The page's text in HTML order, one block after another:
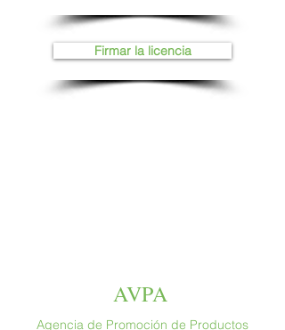
Firmar la licencia
AVPA
Agencia de Promoción de Productos